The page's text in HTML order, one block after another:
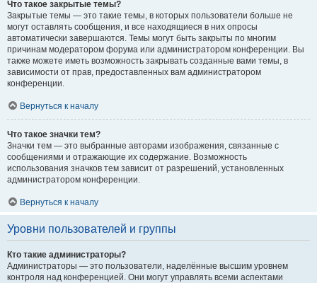
Что такое закрытые темы?
Закрытые темы — это такие темы, в которых пользователи больше не
могут оставлять сообщения, и все находящиеся в них опросы
автоматически завершаются. Темы могут быть закрыты по многим
причинам модератором форума или администратором конференции. Вы
также можете иметь возможность закрывать созданные вами темы, в
зависимости от прав, предоставленных вам администратором
конференции.
Вернуться к началу
Что такое значки тем?
Значки тем — это выбранные авторами изображения, связанные с
сообщениями и отражающие их содержание. Возможность
использования значков тем зависит от разрешений, установленных
администратором конференции.
Вернуться к началу
Уровни пользователей и группы
Кто такие администраторы?
Администраторы — это пользователи, наделённые высшим уровнем
контроля над конференцией. Они могут управлять всеми аспектами